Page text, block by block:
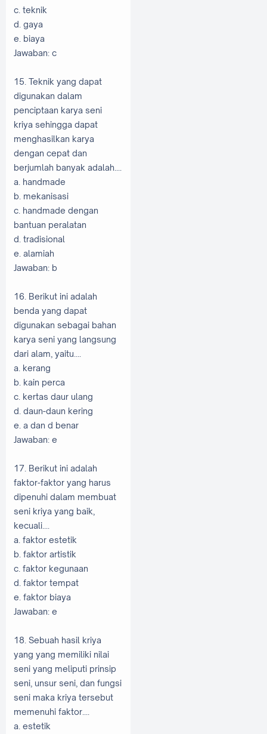
c. teknik
d. gaya
e. biaya
Jawaban: c
15. Teknik yang dapat
digunakan dalam
penciptaan karya seni
kriya sehingga dapat
menghasilkan karya
dengan cepat dan
berjumlah banyak adalah....
a. handmade
b. mekanisasi
c. handmade dengan
bantuan peralatan
d. tradisional
e. alamiah
Jawaban: b
16. Berikut ini adalah
benda yang dapat
digunakan sebagai bahan
karya seni yang langsung
dari alam, yaitu....
a. kerang
b. kain perca
c. kertas daur ulang
d. daun-daun kering
e. a dan d benar
Jawaban: e
17. Berikut ini adalah
faktor-faktor yang harus
dipenuhi dalam membuat
seni kriya yang baik,
kecuali....
a. faktor estetik
b. faktor artistik
c. faktor kegunaan
d. faktor tempat
e. faktor biaya
Jawaban: e
18. Sebuah hasil kriya
yang yang memiliki nilai
seni yang meliputi prinsip
seni, unsur seni, dan fungsi
seni maka kriya tersebut
memenuhi faktor....
a. estetik